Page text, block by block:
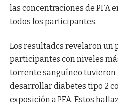
las concentraciones de PFA
todos los participantes.
Los resultados revelaron un
participantes con niveles
torrente sanguíneo tuvieron
desarrollar diabetes tipo 2
exposición a PFA. Estos